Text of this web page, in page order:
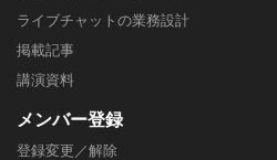
ライブチャットの業務設計
掲載記事
​講演資料
メンバー登録
登録変更／解除